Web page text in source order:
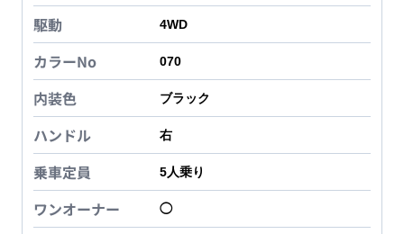
駆動 4WD
カラーNo 070
内装色 ブラック
ハンドル 右
乗車定員 5人乗り
ワンオーナー ◯